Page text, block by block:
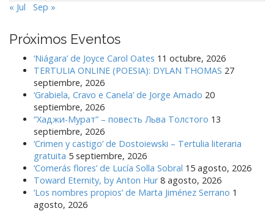
« Jul
Sep »
Próximos Eventos
‘Niágara’ de Joyce Carol Oates 11 octubre, 2026
TERTULIA ONLINE (POESIA): DYLAN THOMAS 27
septiembre, 2026
‘Grabiela, Cravo e Canela’ de Jorge Amado 20
septiembre, 2026
“Хаджи-Мурат” – повесть Льва Толстого 13
septiembre, 2026
‘Crimen y castigo’ de Dostoiewski – Tertulia literaria
gratuita 5 septiembre, 2026
‘Comerás flores’ de Lucía Solla Sobral 15 agosto, 2026
Toward Eternity, by Anton Hur 8 agosto, 2026
‘Los nombres propios’ de Marta Jiménez Serrano 1
agosto, 2026